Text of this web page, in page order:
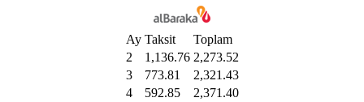
Ay Taksit
Toplam
2
1,136.76 2,273.52
3
773.81
2,321.43
4
592.85
2,371.40